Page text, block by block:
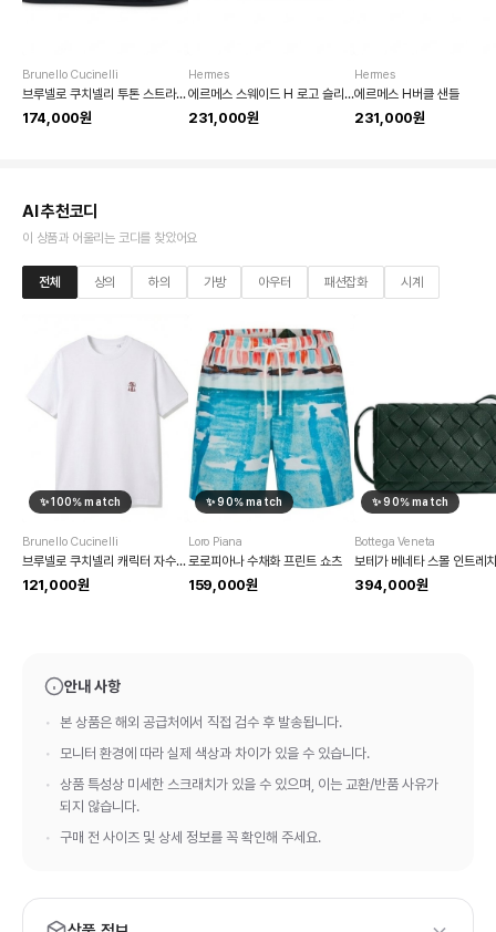
Brunello Cucinelli
브루넬로 쿠치넬리 투톤 스트라이프 슬라이드 샌들
174,000원
Hermes
에르메스 스웨이드 H 로고 슬리퍼
231,000원
Hermes
에르메스 H버클 샌들
231,000원
AI 추천코디
이 상품과 어울리는 코디를 찾았어요
전체 상의 하의 가방 아우터 패션잡화 시계
✨100% match
Brunello Cucinelli
브루넬로 쿠치넬리 캐릭터 자수 반팔 티셔츠
121,000원
✨90% match
Loro Piana
로로피아나 수채화 프린트 쇼츠
159,000원
✨90% match
Bottega Veneta
394,000원
안내 사항
본 상품은 해외 공급처에서 직접 검수 후 발송됩니다.
모니터 환경에 따라 실제 색상과 차이가 있을 수 있습니다.
상품 특성상 미세한 스크래치가 있을 수 있으며, 이는 교환/반품 사유가
되지 않습니다.
구매 전 사이즈 및 상세 정보를 꼭 확인해 주세요.